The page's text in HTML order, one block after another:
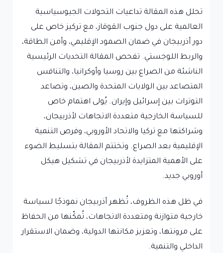
تحلل هذه المقالة تداعيات التحولات الجيوسياسية
العالمية على دول جنوب القوقاز، مع تركيز خاص على
دور أذربيجان في ضمان الصمود الإقليمي، وأمن الطاقة،
والربط اللوجستي. تفحص المقالة التحديات الرئيسية
الناشئة من الصراع بين روسيا وأوكرانيا، والتنافس
المتصاعد بين الولايات المتحدة والصين، وتصاعد
التوترات بين إسرائيل وإيران. يُولى اهتمام خاص
للسياسة الخارجية متعددة الاتجاهات لأذربيجان،
وشراكتها مع تركيا والاتحاد الأوروبي، وفرص التنمية
الإقليمية بعد الصراع. وتختتم المقالة بتسليط الضوء
على الأهمية المتزايدة لأذربيجان في تشكيل هيكل
أوروبي جديد.
في ظل هذه الظروف، تُظهر أذربيجان نموذجًا لسياسة
خارجية متوازنة ومتعددة الاتجاهات، تُمكّنها من الحفاظ
على مرونتها، وتعزيز مكانتها الدولية، وضمان الاستقرار
الداخلي والتنمية.